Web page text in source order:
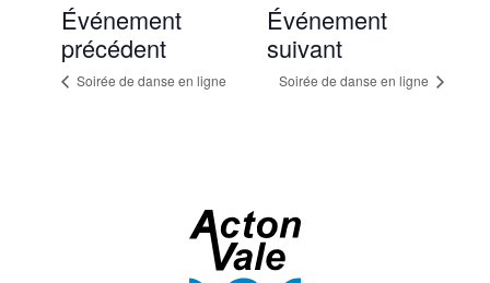
Événement
précédent
Soirée de danse en ligne
Événement
suivant
Soirée de danse en ligne